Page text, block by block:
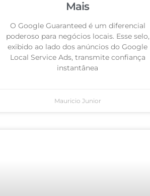
Mais
O Google Guaranteed é um diferencial
poderoso para negócios locais. Esse selo,
exibido ao lado dos anúncios do Google
Local Service Ads, transmite confiança
instantânea
Mauricio Junior